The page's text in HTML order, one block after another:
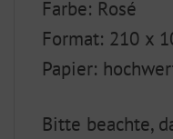
Farbe: Rosé
Format: 210 x
Papier:
Bitte beachte,